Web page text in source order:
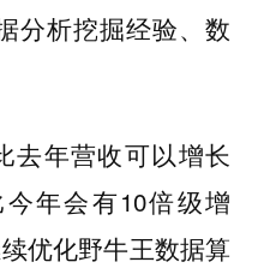
分析挖掘经验、数
去年营收可以增长
年会有10倍级增
优化野牛王数据算